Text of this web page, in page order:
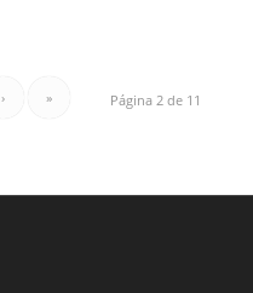
Página 2 de 11
› »